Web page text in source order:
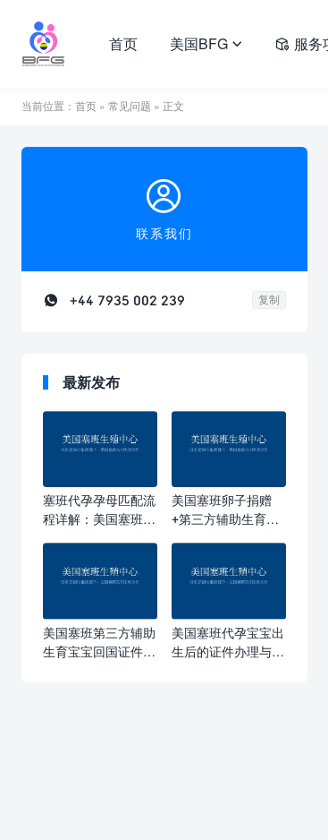
首页 美国BFG   服务
当前位置： 首页 » 常见问题 » 正文

联系我们
 +44 7935 002 239 复制
最新发布
塞班代孕孕母匹配流
程详解：美国塞班如
美国塞班卵子捐赠
+第三方辅助生育组
之道
美国塞班第三方辅助
生育宝宝回国证件办
美国塞班代孕宝宝出
生后的证件办理与回